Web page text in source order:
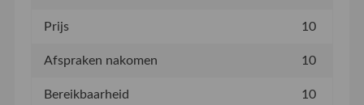
Prijs 10
Afspraken nakomen 10
Bereikbaarheid 10